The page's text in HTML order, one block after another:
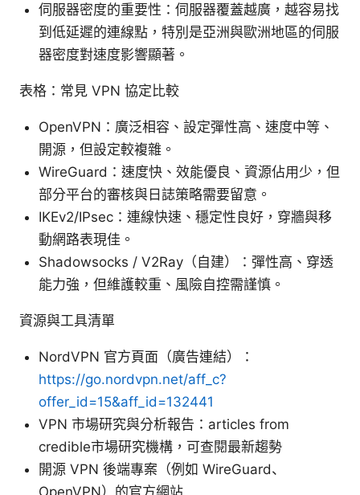
伺服器密度的重要性：伺服器覆蓋越廣，越容易找
到低延遲的連線點，特別是亞洲與歐洲地區的伺服
器密度對速度影響顯著。
表格：常見 VPN 協定比較
OpenVPN：廣泛相容、設定彈性高、速度中等、
開源，但設定較複雜。
WireGuard：速度快、效能優良、資源佔用少，但
部分平台的審核與日誌策略需要留意。
IKEv2/IPsec：連線快速、穩定性良好，穿牆與移
動網路表現佳。
Shadowsocks / V2Ray（自建）：彈性高、穿透
能力強，但維護較重、風險自控需謹慎。
資源與工具清單
NordVPN 官方頁面（廣告連結）：
https://go.nordvpn.net/aff_c?
offer_id=15&aff_id=132441
VPN 市場研究與分析報告：articles from
credible市場研究機構，可查閱最新趨勢
開源 VPN 後端專案（例如 WireGuard、
OpenVPN）的官方網站